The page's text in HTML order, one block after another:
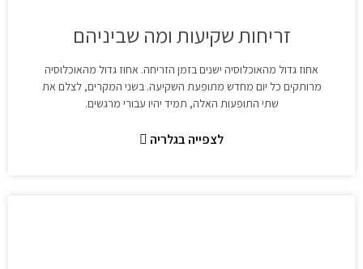
זריחות שקיעות ומה שביניהם
אחוז גדול מהאוכלוסיה ישנים בזמן הזריחה. אחוז גדול מהאוכלוסיה
מרותקים כל יום מחדש מתופעת השקיעה. בשני המקרים, לצלם את
שתי התופעות האלה, תמיד יהיו עבורי מרגשים.
לצפייה בגלריה